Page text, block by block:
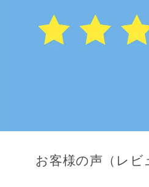
お客様の声（レビ